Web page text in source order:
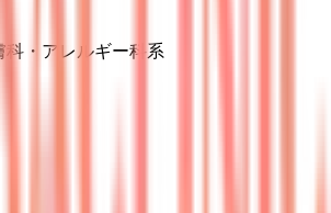
科・アレルギー科系